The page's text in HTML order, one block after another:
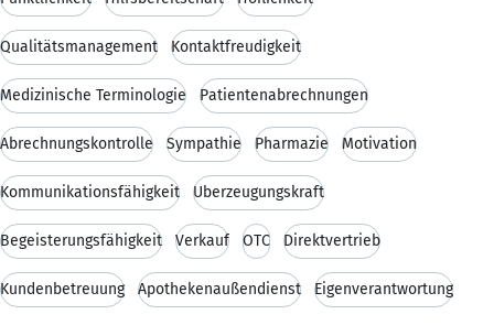
Qualitätsmanagement Kontaktfreudigkeit
Medizinische Terminologie Patientenabrechnungen
Abrechnungskontrolle Sympathie Pharmazie Motivation
Kommunikationsfähigkeit Überzeugungskraft
Begeisterungsfähigkeit Verkauf OTC Direktvertrieb
Kundenbetreuung Apothekenaußendienst Eigenverantwortung